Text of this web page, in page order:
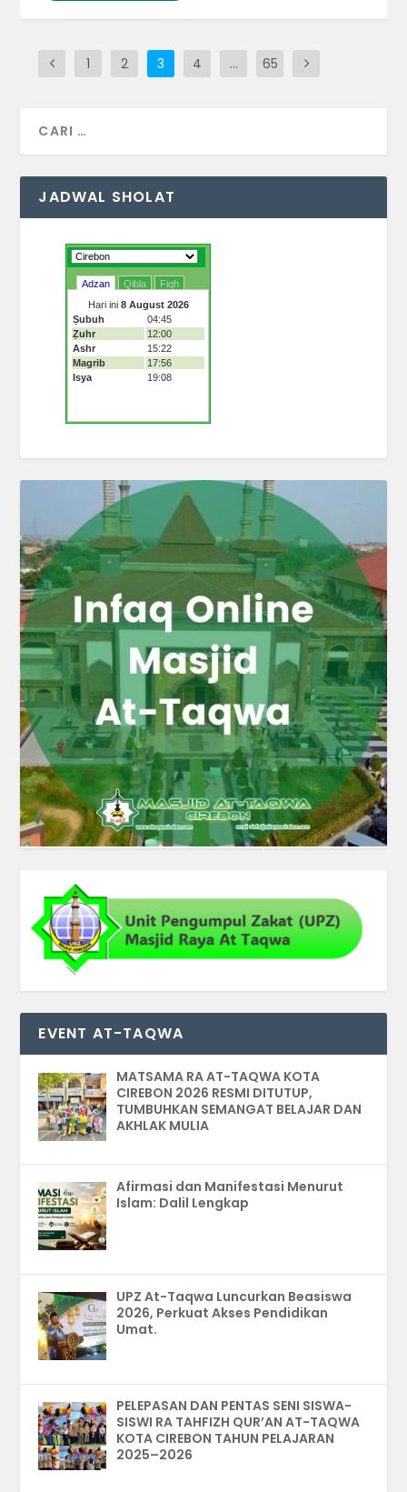
1 2 3 4 … 65
JADWAL SHOLAT
EVENT AT-TAQWA
MATSAMA RA AT-TAQWA KOTA
CIREBON 2026 RESMI DITUTUP,
TUMBUHKAN SEMANGAT BELAJAR DAN
AKHLAK MULIA
Afirmasi dan Manifestasi Menurut
Islam: Dalil Lengkap
UPZ At-Taqwa Luncurkan Beasiswa
2026, Perkuat Akses Pendidikan
Umat.
PELEPASAN DAN PENTAS SENI SISWA-
SISWI RA TAHFIZH QUR’AN AT-TAQWA
KOTA CIREBON TAHUN PELAJARAN
2025–2026